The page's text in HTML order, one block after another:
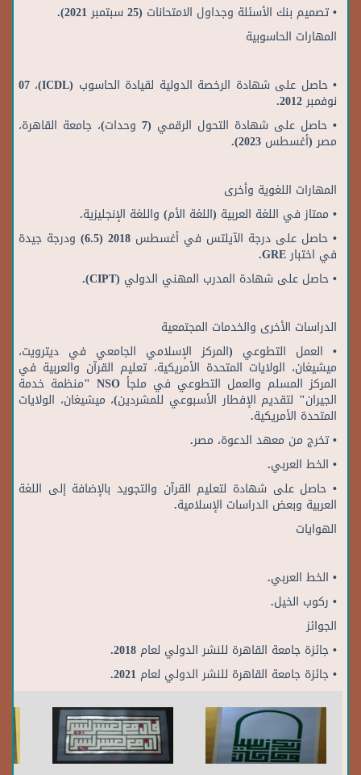
• تصميم بنك الأسئلة وجداول الامتحانات (25 سبتمبر 2021).
المهارات الحاسوبية
• حاصل على شهادة الرخصة الدولية لقيادة الحاسوب (ICDL)، 07
نوفمبر 2012.
• حاصل على شهادة التحول الرقمي (7 وحدات)، جامعة القاهرة،
مصر (أغسطس 2023).
المهارات اللغوية وأخرى
• ممتاز في اللغة العربية (اللغة الأم) واللغة الإنجليزية.
• حاصل على درجة الآيلتس في أغسطس 2018 (6.5) ودرجة جيدة
في اختبار GRE.
• حاصل على شهادة المدرب المهني الدولي (CIPT).
الدراسات الأخرى والخدمات المجتمعية
• العمل التطوعي (المركز الإسلامي الجامعي في ديترويت،
ميشيغان، الولايات المتحدة الأمريكية، تعليم القرآن والعربية في
المركز المسلم والعمل التطوعي في ملجأ NSO "منظمة خدمة
الجيران" لتقديم الإفطار الأسبوعي للمشردين)، ميشيغان، الولايات
المتحدة الأمريكية.
• تخرج من معهد الدعوة، مصر.
• الخط العربي.
• حاصل على شهادة لتعليم القرآن والتجويد بالإضافة إلى اللغة
العربية وبعض الدراسات الإسلامية.
الهوايات
• الخط العربي.
• ركوب الخيل.
الجوائز
• جائزة جامعة القاهرة للنشر الدولي لعام 2018.
• جائزة جامعة القاهرة للنشر الدولي لعام 2021.